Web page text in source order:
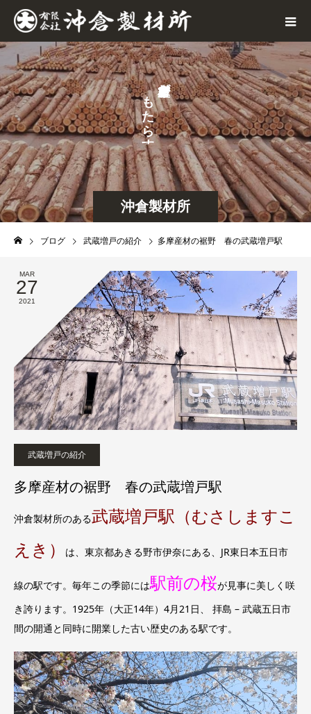
沖倉製材所
が
も
た
ら
す
せ
な
ブログ 武蔵増戸の紹介 多摩産材の裾野 春の武蔵増戸駅
MAR
27
2021
武蔵増戸の紹介
多摩産材の裾野 春の武蔵増戸駅
沖倉製材所のある武蔵増戸駅（むさしますこ
えき）
は、東京都あきる野市伊奈にある、JR東日本五日市
線の駅です。毎年この季節には駅前の桜が見事に美しく咲
き誇ります。1925年（大正14年）4月21日、 拝島 – 武蔵五日市
間の開通と同時に開業した古い歴史のある駅です。